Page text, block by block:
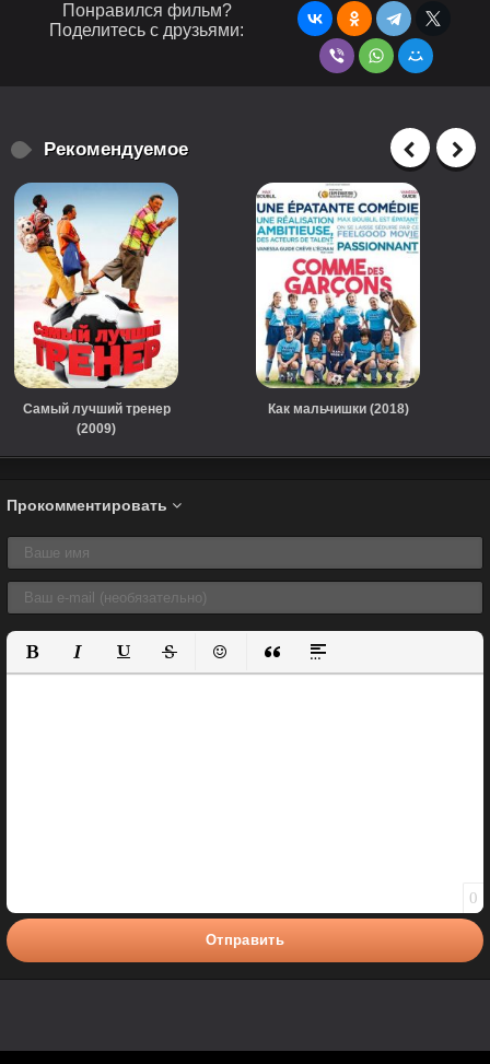
Понравился фильм?
Поделитесь с друзьями:
Рекомендуемое
Самый лучший тренер
(2009)
Как мальчишки (2018)
Прокомментировать
Полужирный
КурсивПодчеркнутый
ЗачеркнутыйВставить смайлик
Вставка цитаты
Вставка спойлера
0
Отправить